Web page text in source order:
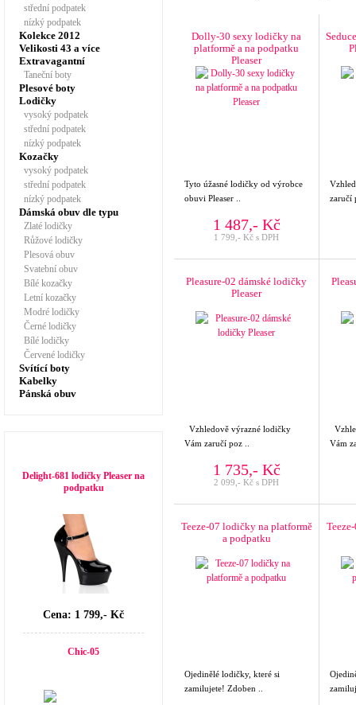
střední podpatek
nízký podpatek
Kolekce 2012
Velikosti 43 a více
Extravagantní
Taneční boty
Plesové boty
Lodičky
vysoký podpatek
střední podpatek
nízký podpatek
Kozačky
vysoký podpatek
střední podpatek
nízký podpatek
Dámská obuv dle typu
Zlaté lodičky
Růžové lodičky
Plesová obuv
Svatební obuv
Bílé kozačky
Letní kozačky
Modré lodičky
Černé lodičky
Bílé lodičky
Červené lodičky
Svítící boty
Kabelky
Pánská obuv
Delight-681 lodičky Pleaser na
podpatku
Cena: 1 799,- Kč
Chic-05
Dolly-30 sexy lodičky na
platformě a na podpatku
Pleaser
Tyto úžasné lodičky od výrobce
obuvi Pleaser ..
1 487,- Kč
1 799,- Kč s DPH
zaručí
Pleasure-02 dámské lodičky
Pleaser
Vzhledově výrazné lodičky
Vám zaručí poz ..
1 735,- Kč
2 099,- Kč s DPH
Vám
Teeze-07 lodičky na platformě
a podpatku
Ojedinělé lodičky, které si
zamilujete! Zdoben ..